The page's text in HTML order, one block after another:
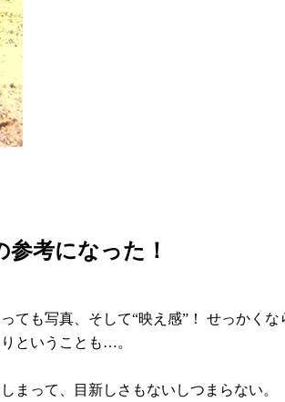
考になった！
も写真、そして“映え感”！ せっかく
ということも…。
まって、目新しさもないしつまらない。